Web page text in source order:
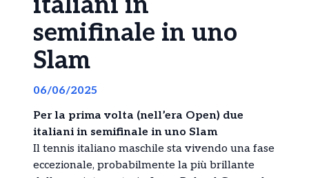
semifinale in uno
Slam
06/06/2025
Per la prima volta (nell’era Open) due
italiani in semifinale in uno Slam
Il tennis italiano maschile sta vivendo una fase
eccezionale, probabilmente la più brillante